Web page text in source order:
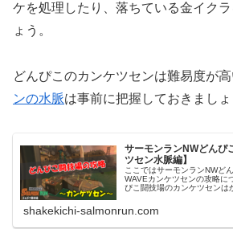
ケを処理したり、落ちている金イク
ょう。
どんぴこのカンケツセンは難易度が高
ンの水脈は事前に把握しておきましょ
サーモンランNWどんぴ
ツセン水脈編】
ここではサーモンランNWど
WAVEカンケツセンの攻略に
ぴこ闘技場のカンケツセンは
shakekichi-salmonrun.com